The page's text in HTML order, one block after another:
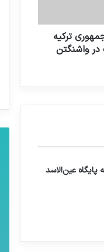
ترکیه
در واشنگتن
عین‌الاسد